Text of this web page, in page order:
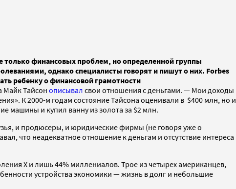
финансовых проблем, но определенной группы
однако специалисты говорят и пишут о них. Forbes
ребенку о финансовой грамотности
Майк Тайсон описывал свои отношения с деньгами. — Мои доходы
К 2000-м годам состояние Тайсона оценивали в $400 млн, но и
машины и купил ванну из золота за $2 млн.
и продюсеры, и юридические фирмы (не говоря уже о
что неадекватное отношение к деньгам и отсутствие интереса
Х и лишь 44% миллениалов. Трое из четырех американцев,
устройства экономики — жизнь в долг и небольшие